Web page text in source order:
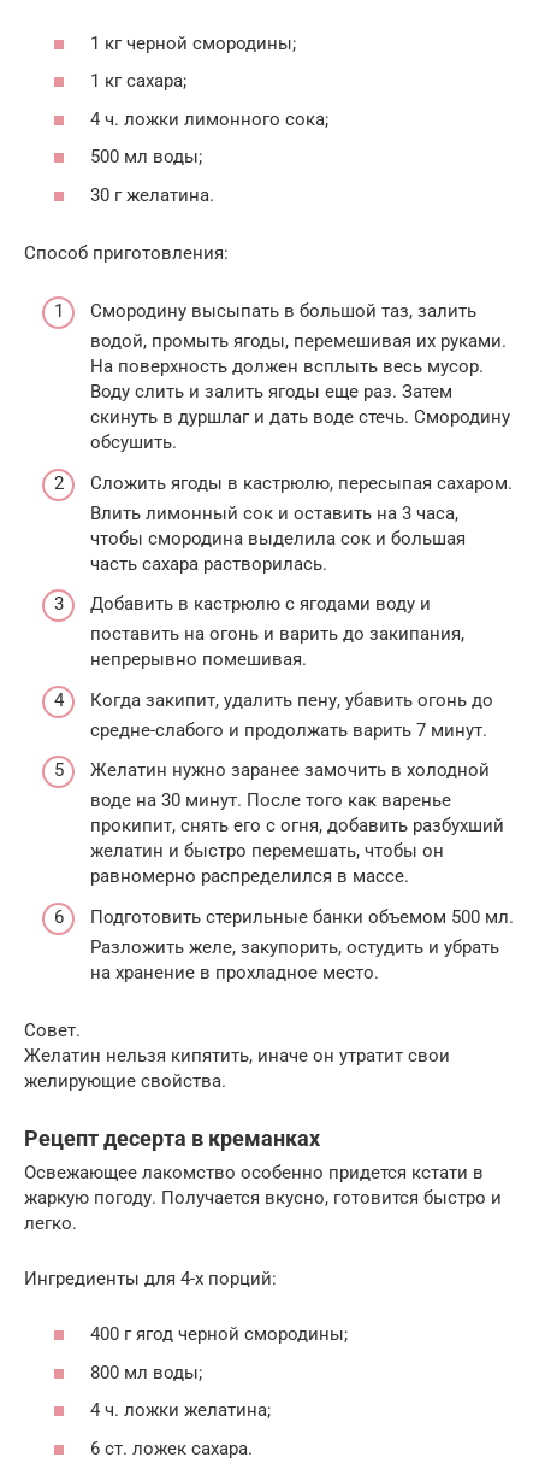
1 кг черной смородины;
1 кг сахара;
4 ч. ложки лимонного сока;
500 мл воды;
30 г желатина.
Способ приготовления:
Смородину высыпать в большой таз, залить
водой, промыть ягоды, перемешивая их руками.
На поверхность должен всплыть весь мусор.
Воду слить и залить ягоды еще раз. Затем
скинуть в дуршлаг и дать воде стечь. Смородину
обсушить.
Сложить ягоды в кастрюлю, пересыпая сахаром.
Влить лимонный сок и оставить на 3 часа,
чтобы смородина выделила сок и большая
часть сахара растворилась.
Добавить в кастрюлю с ягодами воду и
поставить на огонь и варить до закипания,
непрерывно помешивая.
Когда закипит, удалить пену, убавить огонь до
средне-слабого и продолжать варить 7 минут.
Желатин нужно заранее замочить в холодной
воде на 30 минут. После того как варенье
прокипит, снять его с огня, добавить разбухший
желатин и быстро перемешать, чтобы он
равномерно распределился в массе.
Подготовить стерильные банки объемом 500 мл.
Разложить желе, закупорить, остудить и убрать
на хранение в прохладное место.
Совет.
Желатин нельзя кипятить, иначе он утратит свои
желирующие свойства.
Рецепт десерта в креманках
Освежающее лакомство особенно придется кстати в
жаркую погоду. Получается вкусно, готовится быстро и
легко.
Ингредиенты для 4-х порций:
400 г ягод черной смородины;
800 мл воды;
4 ч. ложки желатина;
6 ст. ложек сахара.